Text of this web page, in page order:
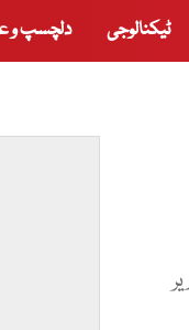
ٹیکنالوجی دلچسپ و